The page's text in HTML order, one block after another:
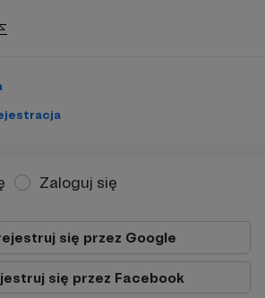
Zaloguj się
się przez Google
się przez Facebook